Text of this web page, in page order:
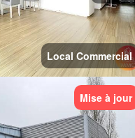
Local Commercial
Mise à jour